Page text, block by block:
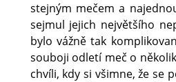
stejným mečem a
sejmul jejich největšího
bylo vážně tak
souboji odletí meč o
chvíli, kdy si všimne, že se